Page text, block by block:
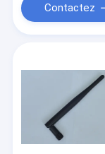
produits
A propos de
Visite de
Contactez